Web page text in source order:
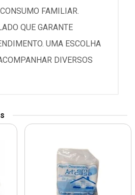
FAMILIAR.
QUE GARANTE
UMA ESCOLHA
DIVERSOS